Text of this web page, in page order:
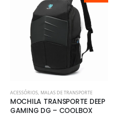
ACESSÓRIOS, MALAS DE TRANSPORTE
MOCHILA TRANSPORTE DEEP
GAMING DG – COOLBOX